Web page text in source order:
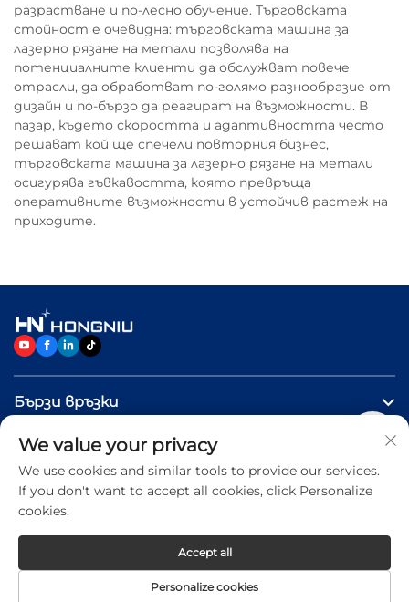
разрастване и по-лесно обучение. Търговската
стойност е очевидна: търговската машина за
лазерно рязане на метали позволява на
потенциалните клиенти да обслужват повече
отрасли, да обработват по-голямо разнообразие от
дизайн и по-бързо да реагират на възможности. В
пазар, където скоростта и адаптивността често
решават кой ще спечели повторния бизнес,
търговската машина за лазерно рязане на метали
осигурява гъвкавостта, която превръща
оперативните възможности в устойчив растеж на
приходите.
Бързи връзки
ПРОДУКТИ
Свържете се с нас
Copyright © 2026 Jinan Hongniu Machinery Equipment
We value your privacy
We use cookies and similar tools to provide our services.
If you don't want to accept all cookies, click Personalize
cookies.
Personalize cookies
Accept all